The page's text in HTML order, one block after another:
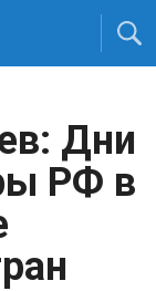
Дни
РФ в